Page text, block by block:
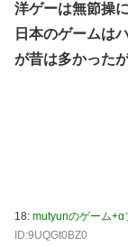
洋ゲーは無節操
日本のゲームは
が昔は多かった
18: mutyunのゲーム+α
ID:9UQGt0BZ0